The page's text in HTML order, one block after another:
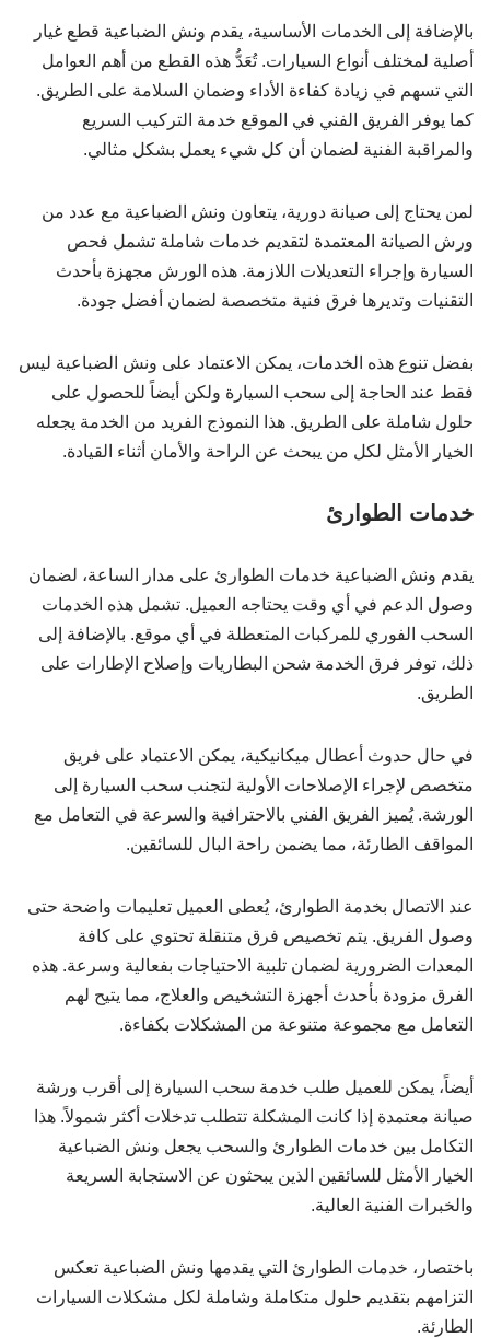
بالإضافة إلى الخدمات الأساسية، يقدم ونش الضباعية قطع غيار
أصلية لمختلف أنواع السيارات. تُعَدُّ هذه القطع من أهم العوامل
التي تسهم في زيادة كفاءة الأداء وضمان السلامة على الطريق.
كما يوفر الفريق الفني في الموقع خدمة التركيب السريع
والمراقبة الفنية لضمان أن كل شيء يعمل بشكل مثالي.
لمن يحتاج إلى صيانة دورية، يتعاون ونش الضباعية مع عدد من
ورش الصيانة المعتمدة لتقديم خدمات شاملة تشمل فحص
السيارة وإجراء التعديلات اللازمة. هذه الورش مجهزة بأحدث
التقنيات وتديرها فرق فنية متخصصة لضمان أفضل جودة.
بفضل تنوع هذه الخدمات، يمكن الاعتماد على ونش الضباعية ليس
فقط عند الحاجة إلى سحب السيارة ولكن أيضاً للحصول على
حلول شاملة على الطريق. هذا النموذج الفريد من الخدمة يجعله
الخيار الأمثل لكل من يبحث عن الراحة والأمان أثناء القيادة.
خدمات الطوارئ
يقدم ونش الضباعية خدمات الطوارئ على مدار الساعة، لضمان
وصول الدعم في أي وقت يحتاجه العميل. تشمل هذه الخدمات
السحب الفوري للمركبات المتعطلة في أي موقع. بالإضافة إلى
ذلك، توفر فرق الخدمة شحن البطاريات وإصلاح الإطارات على
الطريق.
في حال حدوث أعطال ميكانيكية، يمكن الاعتماد على فريق
متخصص لإجراء الإصلاحات الأولية لتجنب سحب السيارة إلى
الورشة. يُميز الفريق الفني بالاحترافية والسرعة في التعامل مع
المواقف الطارئة، مما يضمن راحة البال للسائقين.
عند الاتصال بخدمة الطوارئ، يُعطى العميل تعليمات واضحة حتى
وصول الفريق. يتم تخصيص فرق متنقلة تحتوي على كافة
المعدات الضرورية لضمان تلبية الاحتياجات بفعالية وسرعة. هذه
الفرق مزودة بأحدث أجهزة التشخيص والعلاج، مما يتيح لهم
التعامل مع مجموعة متنوعة من المشكلات بكفاءة.
أيضاً، يمكن للعميل طلب خدمة سحب السيارة إلى أقرب ورشة
صيانة معتمدة إذا كانت المشكلة تتطلب تدخلات أكثر شمولاً. هذا
التكامل بين خدمات الطوارئ والسحب يجعل ونش الضباعية
الخيار الأمثل للسائقين الذين يبحثون عن الاستجابة السريعة
والخبرات الفنية العالية.
باختصار، خدمات الطوارئ التي يقدمها ونش الضباعية تعكس
التزامهم بتقديم حلول متكاملة وشاملة لكل مشكلات السيارات
الطارئة.